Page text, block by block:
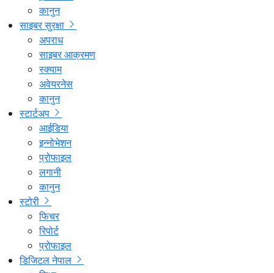
कानुन
साइबर सुरक्षा
अपराध
साइबर आक्रमण
स्क्याम
अवेयरनेस
कानुन
स्टार्टअप
आईडिया
इन्नोभेशन
प्रोफाइल
लगानी
कानुन
स्टोरी
फिचर
रिपोर्ट
प्रोफाइल
डिजिटल नेपाल